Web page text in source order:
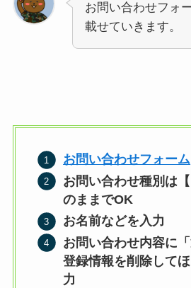
お問い合わせフォ
載せていきます。
お問い合わせフォーム
お問い合わせ種別は【
のままでOK
お名前などを入力
お問い合わせ内容に
登録情報を削除して
力